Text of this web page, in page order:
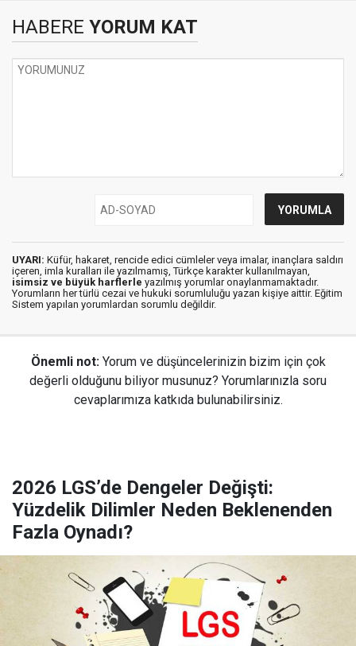
HABERE YORUM KAT
UYARI: Küfür, hakaret, rencide edici cümleler veya imalar, inançlara saldırı
içeren, imla kuralları ile yazılmamış, Türkçe karakter kullanılmayan,
isimsiz ve büyük harflerle yazılmış yorumlar onaylanmamaktadır.
Yorumların her türlü cezai ve hukuki sorumluluğu yazan kişiye aittir. Eğitim
Sistem yapılan yorumlardan sorumlu değildir.
Önemli not: Yorum ve düşüncelerinizin bizim için çok
değerli olduğunu biliyor musunuz? Yorumlarınızla soru
cevaplarımıza katkıda bulunabilirsiniz.
2026 LGS’de Dengeler Değişti:
Yüzdelik Dilimler Neden Beklenenden
Fazla Oynadı?